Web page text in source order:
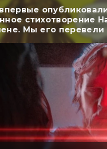
стихотворение
Мы его перевели